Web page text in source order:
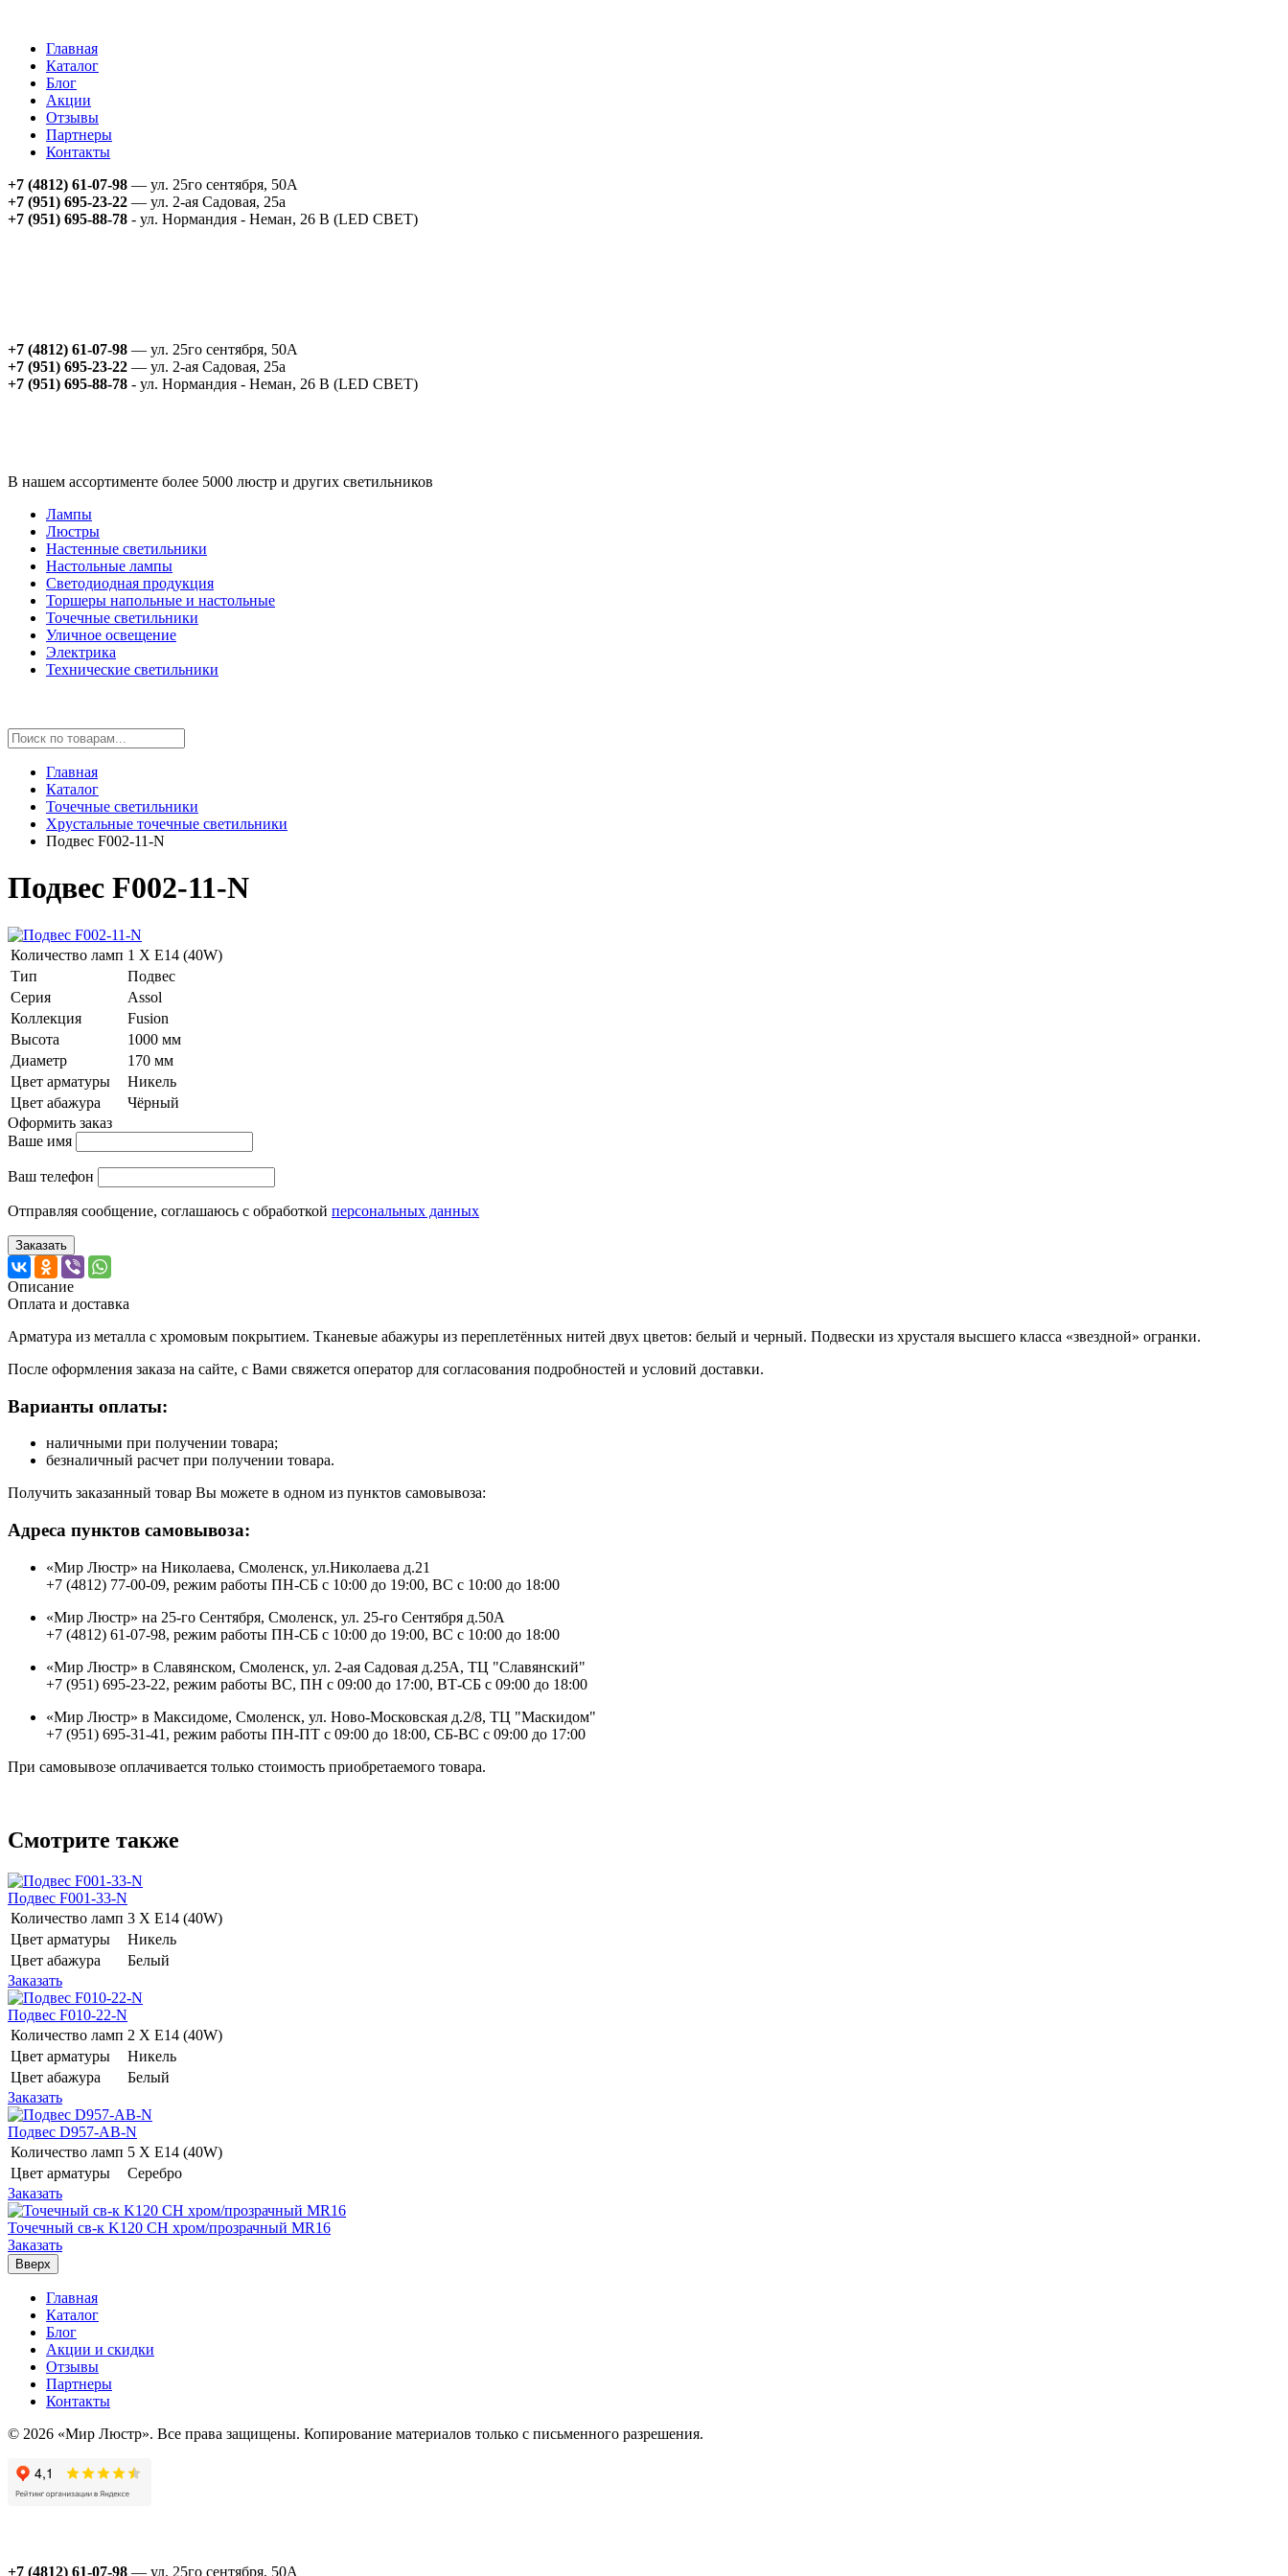
Главная
Каталог
Блог
Акции
Отзывы
Партнеры
Контакты
+7 (4812) 61-07-98 — ул. 25го сентября, 50А
+7 (951) 695-23-22 — ул. 2-ая Садовая, 25а
+7 (951) 695-88-78 - ул. Нормандия - Неман, 26 В (LED СВЕТ)
+7 (4812) 61-07-98 — ул. 25го сентября, 50А
+7 (951) 695-23-22 — ул. 2-ая Садовая, 25а
+7 (951) 695-88-78 - ул. Нормандия - Неман, 26 В (LED СВЕТ)
В нашем ассортименте более 5000 люстр и других светильников
Лампы
Люстры
Настенные светильники
Настольные лампы
Светодиодная продукция
Торшеры напольные и настольные
Точечные светильники
Уличное освещение
Электрика
Технические светильники
Главная
Каталог
Точечные светильники
Хрустальные точечные светильники
Подвес F002-11-N
Подвес F002-11-N
Количество ламп 1 Х E14 (40W)
Тип
Подвес
Серия
Assol
Коллекция
Fusion
Высота
1000 мм
Диаметр
170 мм
Цвет арматуры
Никель
Цвет абажура
Чёрный
Оформить заказ
Ваше имя
Ваш телефон
Отправляя сообщение, соглашаюсь с обработкой персональных данных
Заказать
Описание
Оплата и доставка
Арматура из металла с хромовым покрытием. Тканевые абажуры из переплетённых нитей двух цветов: белый и черный. Подвески из хрусталя высшего класса «звездной» огранки.
После оформления заказа на сайте, с Вами свяжется оператор для согласования подробностей и условий доставки.
Варианты оплаты:
наличными при получении товара;
безналичный расчет при получении товара.
Получить заказанный товар Вы можете в одном из пунктов самовывоза:
Адреса пунктов самовывоза:
«Мир Люстр» на Николаева, Смоленск, ул.Николаева д.21
+7 (4812) 77-00-09, режим работы ПН-СБ с 10:00 до 19:00, ВС с 10:00 до 18:00
«Мир Люстр» на 25-го Сентября, Смоленск, ул. 25-го Сентября д.50А
+7 (4812) 61-07-98, режим работы ПН-СБ с 10:00 до 19:00, ВС с 10:00 до 18:00
«Мир Люстр» в Славянском, Смоленск, ул. 2-ая Садовая д.25А, ТЦ "Славянский"
+7 (951) 695-23-22, режим работы ВС, ПН с 09:00 до 17:00, ВТ-СБ с 09:00 до 18:00
«Мир Люстр» в Максидоме, Смоленск, ул. Ново-Московская д.2/8, ТЦ "Маскидом"
+7 (951) 695-31-41, режим работы ПН-ПТ с 09:00 до 18:00, СБ-ВС с 09:00 до 17:00
При самовывозе оплачивается только стоимость приобретаемого товара.
Смотрите также
Подвес F001-33-N
Количество ламп 3 Х E14 (40W)
Цвет арматуры
Никель
Цвет абажура
Белый
Заказать
Подвес F010-22-N
Количество ламп 2 Х E14 (40W)
Цвет арматуры
Никель
Цвет абажура
Белый
Заказать
Подвес D957-AB-N
Количество ламп 5 Х E14 (40W)
Цвет арматуры
Серебро
Заказать
Точечный св-к K120 CH хром/прозрачный MR16
Заказать
Вверх
Главная
Каталог
Блог
Акции и скидки
Отзывы
Партнеры
Контакты
© 2026 «Мир Люстр». Все права защищены. Копирование материалов только с письменного разрешения.
+7 (4812) 61-07-98 — ул. 25го сентября, 50А